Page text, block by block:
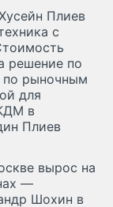
Плиев
с
решение по
по рыночным
для
в
Плиев
вырос на
—
Шохин в